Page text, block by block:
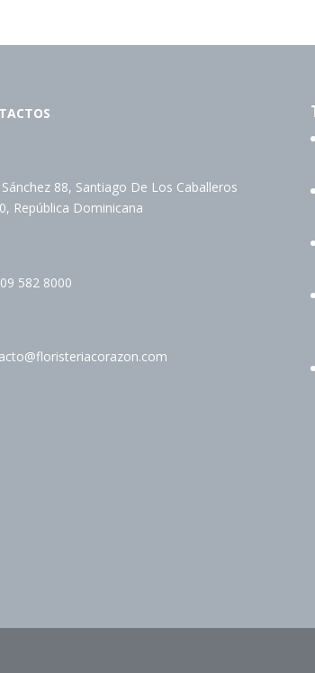
Sánchez 88, Santiago De Los Caballeros
República Dominicana
582 8000